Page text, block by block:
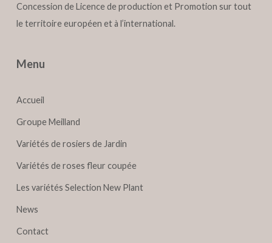
Concession de Licence de production et Promotion sur tout
le territoire européen et à l’international.
Menu
Accueil
Groupe Meilland
Variétés de rosiers de Jardin
Variétés de roses fleur coupée
Les variétés Selection New Plant
News
Contact